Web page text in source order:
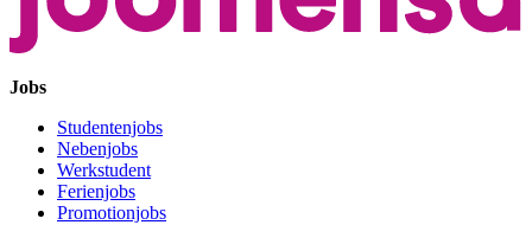
Jobs
Studentenjobs
Nebenjobs
Werkstudent
Ferienjobs
Promotionjobs